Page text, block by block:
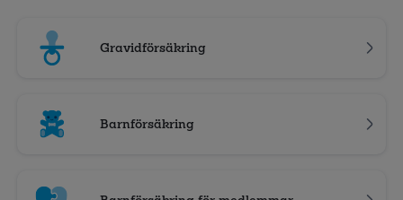
Gravidförsäkring
Barnförsäkring